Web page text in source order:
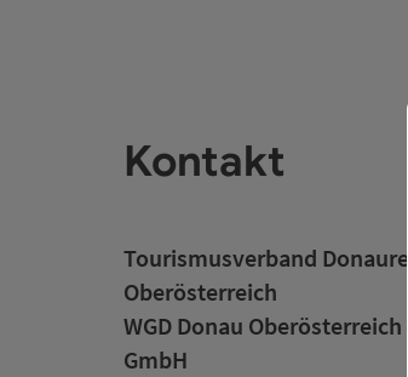
Kontakt
Tourismusverband
Oberösterreich
WGD Donau Oberösterreich
GmbH